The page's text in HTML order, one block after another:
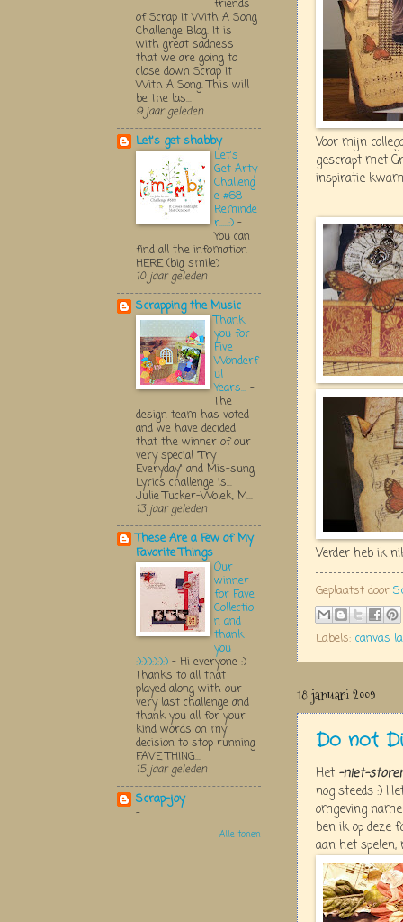
Voor mijn
gescrapt met
inspiratie
Verder heb ik
Geplaatst door
Labels: canvas
18 januari 2009
Do not
Het -niet-
nog steeds :)
omgeving
ben ik op deze
aan het
friends
of Scrap It With A Song
Challenge Blog. It is
with great sadness
that we are going to
close down Scrap It
With A Song. This will
be the las...
9 jaar geleden
Let's get shabby
Let's
Get Arty
Challeng
e #68
Reminde
r.....:) -
You can
find all the infomation
HERE (big smile)
10 jaar geleden
Scrapping the Music
Thank
you for
Five
Wonderf
ul
Years... -
The
design team has voted
and we have decided
that the winner of our
very special "Try
Everyday" and Mis-sung
Lyrics challenge is...
Julie Tucker-Wolek, M...
13 jaar geleden
These Are a Few of My
Favorite Things
Our
winner
for Fave
Collectio
n and
thank
you
:):):):):):) - Hi everyone :)
Thanks to all that
played along with our
very last challenge and
thank you all for your
kind words on my
decision to stop running
FAVE THING...
15 jaar geleden
Scrap-joy
-
Alle tonen